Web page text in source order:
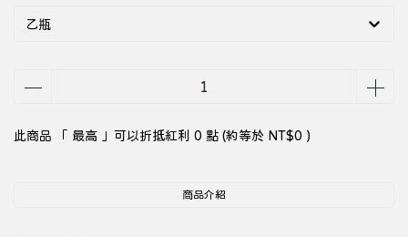
乙瓶
此商品 「 最高 」可以折抵紅利 0 點 (約等於 NT$0 )
商品介紹